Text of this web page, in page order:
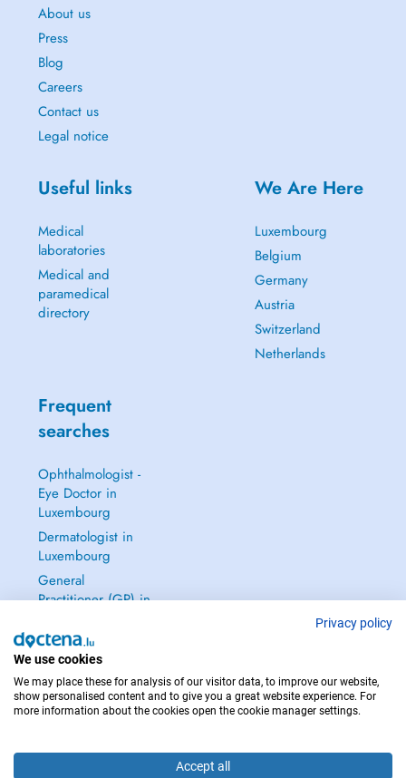
About us
Press
Blog
Careers
Contact us
Legal notice
Useful links
Medical
laboratories
Medical and
paramedical
directory
We Are Here
Luxembourg
Belgium
Germany
Austria
Switzerland
Netherlands
Frequent
searches
Ophthalmologist -
Eye Doctor in
Luxembourg
Dermatologist in
Luxembourg
General
Practitioner (GP) in
Gynecologist in
Luxembourg
See all →
Privacy policy
We use cookies
We may place these for analysis of our visitor data, to improve our website,
show personalised content and to give you a great website experience. For
more information about the cookies open the cookie manager settings.
Accept all